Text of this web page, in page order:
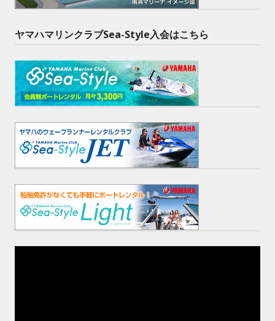
ヤマハマリンクラブSea-Style入会はこちら